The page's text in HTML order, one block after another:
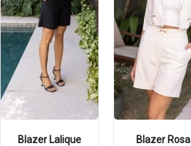
Blazer Lalique Blazer Rosa